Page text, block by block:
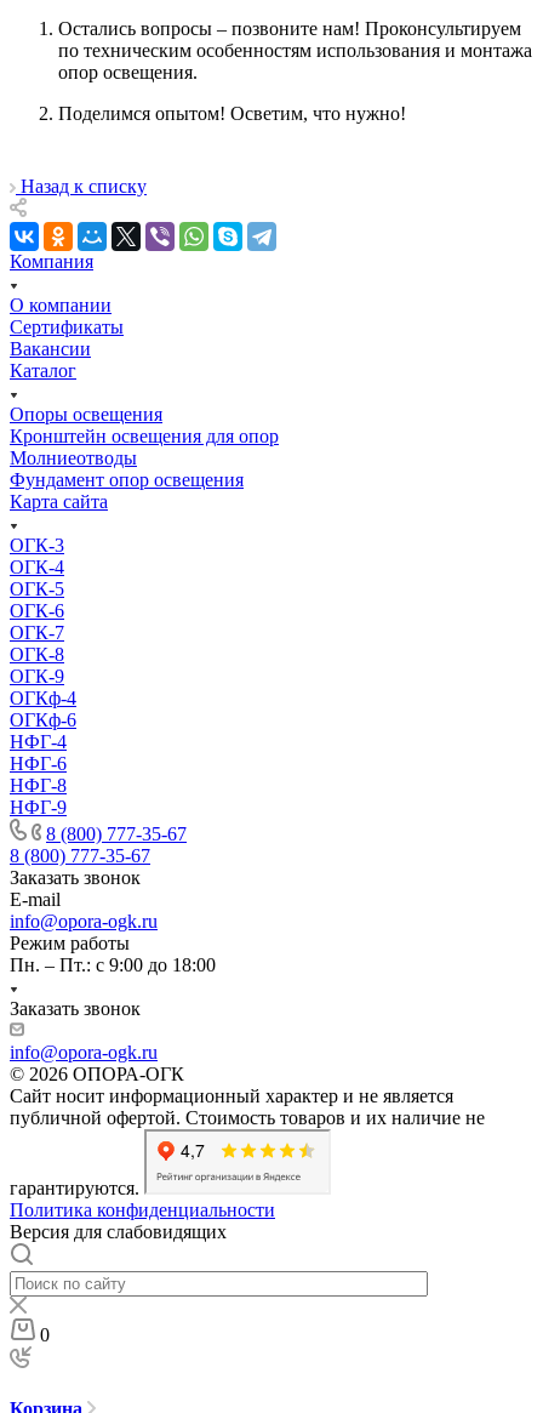
Остались вопросы – позвоните нам! Проконсультируем
по техническим особенностям использования и монтажа
опор освещения.
Поделимся опытом! Осветим, что нужно!
Назад к списку
Компания
О компании
Сертификаты
Вакансии
Каталог
Опоры освещения
Кронштейн освещения для опор
Молниеотводы
Фундамент опор освещения
Карта сайта
ОГК-3
ОГК-4
ОГК-5
ОГК-6
ОГК-7
ОГК-8
ОГК-9
ОГКф-4
ОГКф-6
НФГ-4
НФГ-6
НФГ-8
НФГ-9
8 (800) 777-35-67
8 (800) 777-35-67
Заказать звонок
E-mail
info@opora-ogk.ru
Режим работы
Пн. – Пт.: с 9:00 до 18:00
Заказать звонок
info@opora-ogk.ru
© 2026 ОПОРА-ОГК
Сайт носит информационный характер и не является
публичной офертой. Стоимость товаров и их наличие не
гарантируются.
Политика конфиденциальности
Версия для слабовидящих
0
Корзина